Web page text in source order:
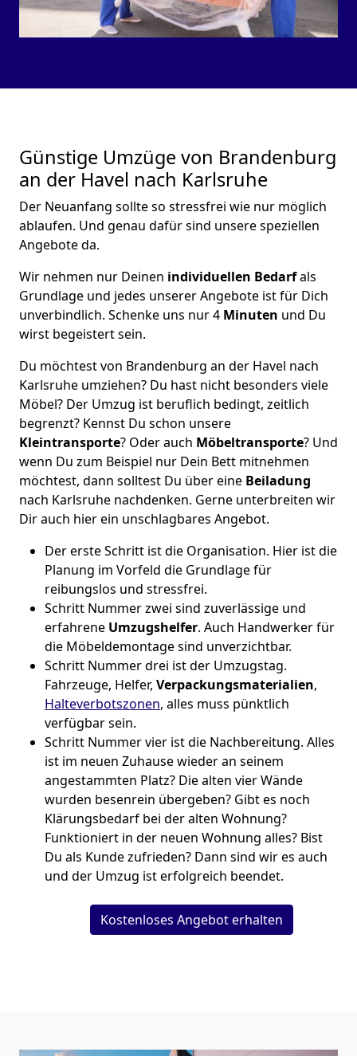
Günstige Umzüge von Brandenburg
an der Havel nach Karlsruhe
Der Neuanfang sollte so stressfrei wie nur möglich
ablaufen. Und genau dafür sind unsere speziellen
Angebote da.
Wir nehmen nur Deinen individuellen Bedarfals
Grundlage und jedes unserer Angebote ist für Dich
unverbindlich. Schenke uns nur 4 Minuten und Du
wirst begeistert sein.
Du möchtest von Brandenburg an der Havel nach
Karlsruhe umziehen? Du hast nicht besonders viele
Möbel? Der Umzug ist beruflich bedingt, zeitlich
begrenzt? Kennst Du schon unsere
Kleintransporte? Oder auch Möbeltransporte? Und
wenn Du zum Beispiel nur Dein Bett mitnehmen
möchtest, dann solltest Du über eine Beiladung
nach Karlsruhe nachdenken. Gerne unterbreiten wir
Dir auch hier ein unschlagbares Angebot.
Der erste Schritt ist die Organisation. Hier ist die
Planung im Vorfeld die Grundlage für
reibungslos und stressfrei.
Schritt Nummer zwei sind zuverlässige und
erfahrene Umzugshelfer. Auch Handwerker für
die Möbeldemontage sind unverzichtbar.
Schritt Nummer drei ist der Umzugstag.
Fahrzeuge, Helfer, Verpackungsmaterialien,
Halteverbotszonen, alles muss pünktlich
verfügbar sein.
Schritt Nummer vier ist die Nachbereitung. Alles
ist im neuen Zuhause wieder an seinem
angestammten Platz? Die alten vier Wände
wurden besenrein übergeben? Gibt es noch
Klärungsbedarf bei der alten Wohnung?
Funktioniert in der neuen Wohnung alles? Bist
Du als Kunde zufrieden? Dann sind wir es auch
und der Umzug ist erfolgreich beendet.
Kostenloses Angebot erhalten